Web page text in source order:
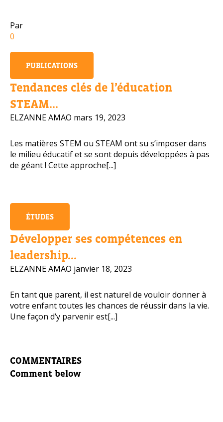
Par
0
PUBLICATIONS
Tendances clés de l’éducation
STEAM...
ELZANNE AMAO mars 19, 2023
Les matières STEM ou STEAM ont su s’imposer dans
le milieu éducatif et se sont depuis développées à pas
de géant ! Cette approche[...]
ÉTUDES
Développer ses compétences en
leadership...
ELZANNE AMAO janvier 18, 2023
En tant que parent, il est naturel de vouloir donner à
votre enfant toutes les chances de réussir dans la vie.
Une façon d’y parvenir est[...]
COMMENTAIRES
Comment below
OBTENIR PLUS D’INFOS